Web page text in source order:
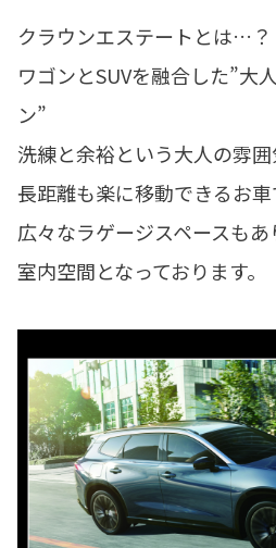
クラウンエステートとは…？
ワゴンとSUVを融合した”大
ン”
洗練と余裕という大人の雰
長距離も楽に移動できるお車
広々なラゲージスペースも
室内空間となっております。